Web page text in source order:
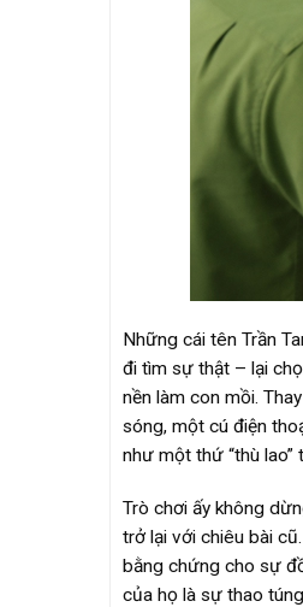
Những cái tên Trần
đi tìm sự thật – lại
nền làm con mồi.
sóng, một cú điện
như một thứ “thù lao”
Trò chơi ấy không
trở lại với chiêu bài
bằng chứng cho sự
của họ là sự thao